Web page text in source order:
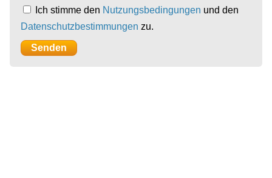
Ich stimme den Nutzungsbedingungen und den
Datenschutzbestimmungen zu.